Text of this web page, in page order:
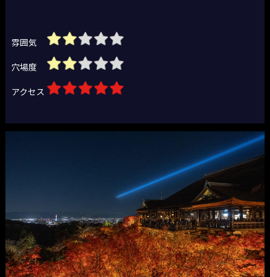
雰囲気
穴場度
アクセス